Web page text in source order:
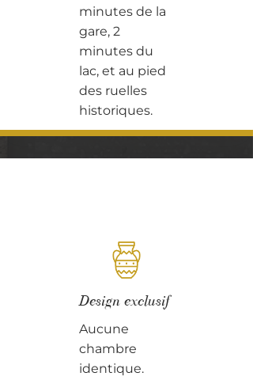
minutes de la
gare, 2
minutes du
lac, et au pied
des ruelles
historiques.
Design exclusif
Aucune
chambre
identique.